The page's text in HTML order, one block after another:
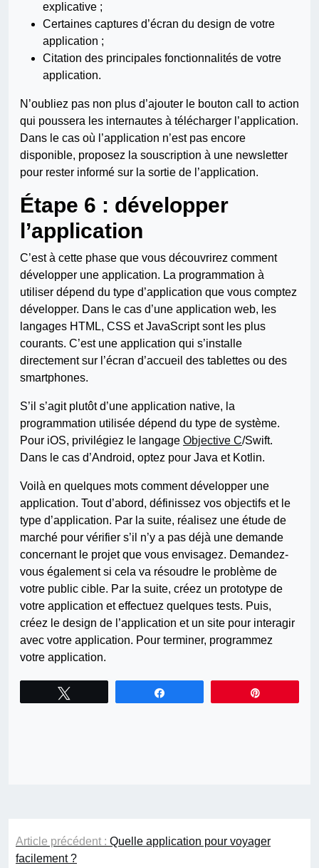
explicative ;
Certaines captures d’écran du design de votre
application ;
Citation des principales fonctionnalités de votre
application.
N’oubliez pas non plus d’ajouter le bouton call to action
qui poussera les internautes à télécharger l’application.
Dans le cas où l’application n’est pas encore
disponible, proposez la souscription à une newsletter
pour rester informé sur la sortie de l’application.
Étape 6 : développer
l’application
C’est à cette phase que vous découvrirez comment
développer une application. La programmation à
utiliser dépend du type d’application que vous comptez
développer. Dans le cas d’une application web, les
langages HTML, CSS et JavaScript sont les plus
courants. C’est une application qui s’installe
directement sur l’écran d’accueil des tablettes ou des
smartphones.
S’il s’agit plutôt d’une application native, la
programmation utilisée dépend du type de système.
Pour iOS, privilégiez le langage Objective C/Swift.
Dans le cas d’Android, optez pour Java et Kotlin.
Voilà en quelques mots comment développer une
application. Tout d’abord, définissez vos objectifs et le
type d’application. Par la suite, réalisez une étude de
marché pour vérifier s’il n’y a pas déjà une demande
concernant le projet que vous envisagez. Demandez-
vous également si cela va résoudre le problème de
votre public cible. Par la suite, créez un prototype de
votre application et effectuez quelques tests. Puis,
créez le design de l’application et un site pour interagir
avec votre application. Pour terminer, programmez
votre application.
de
l’article
Article précédent : Quelle application pour voyager
facilement ?